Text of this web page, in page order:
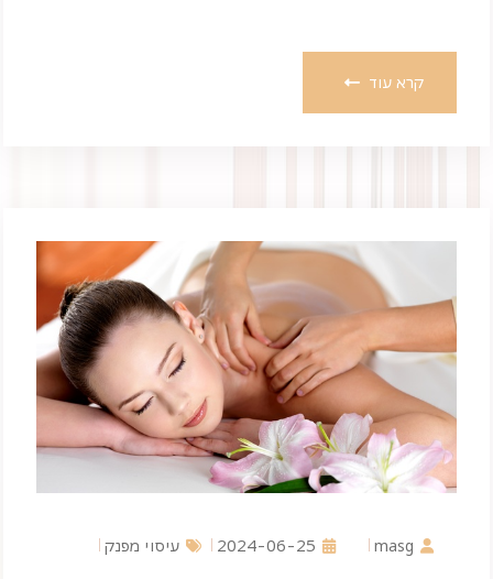
קרא עוד
masg
2024-06-25 עיסוי מפנק